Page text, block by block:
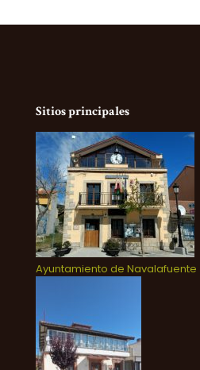
Sitios principales
Ayuntamiento de Navalafuente